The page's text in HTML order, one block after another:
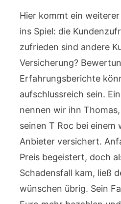
Hier kommt ein
ins Spiel: die
zufrieden sind andere
Versicherung?
Erfahrungsberichte
aufschlussreich sein.
nennen wir ihn
seinen T Roc bei einem
Anbieter versichert.
Preis begeistert, doch
Schadensfall kam, ließ
wünschen übrig. Sein